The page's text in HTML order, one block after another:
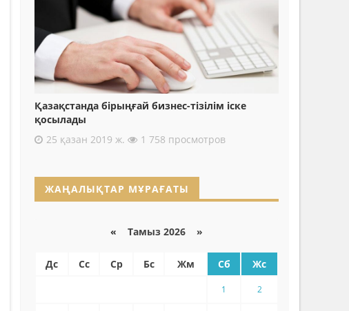
Қазақстанда бірыңғай бизнес-тізілім іске
қосылады
25 қазан 2019 ж.
1 758 просмотров
ЖАҢАЛЫҚТАР МҰРАҒАТЫ
« Тамыз 2026 »
Дс Сс Ср Бс Жм Сб Жс
1 2